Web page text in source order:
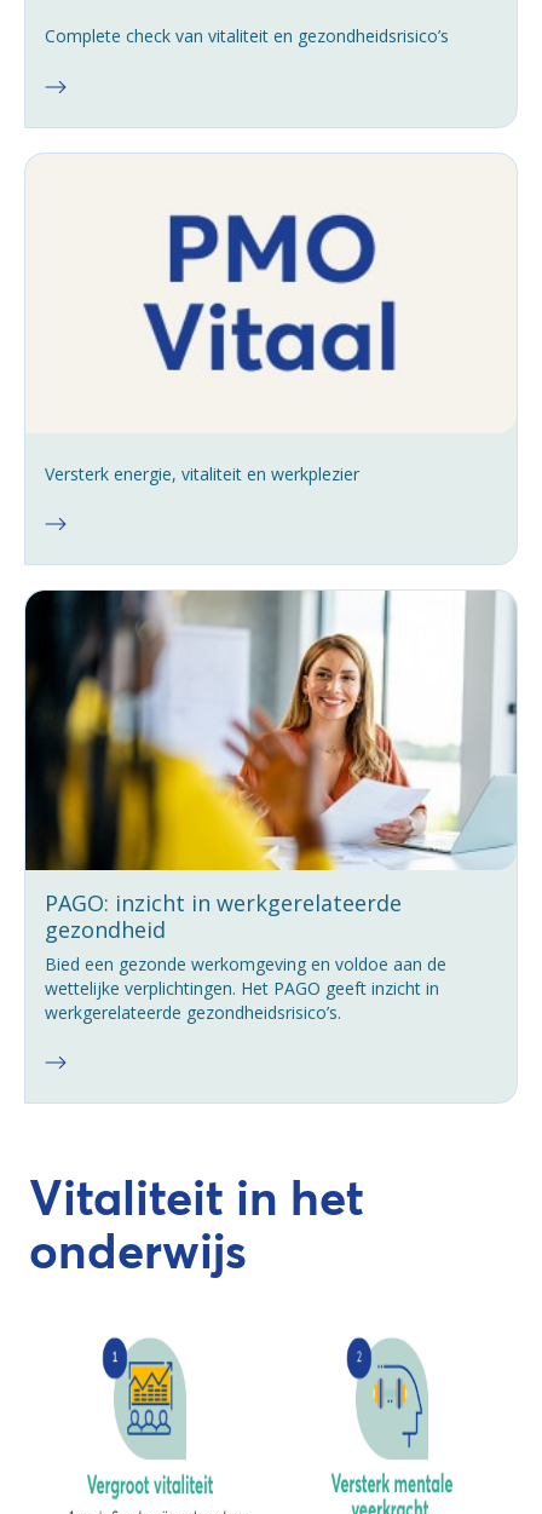
Complete check van vitaliteit en gezondheidsrisico’s
Versterk energie, vitaliteit en werkplezier
PAGO: inzicht in werkgerelateerde
gezondheid
Bied een gezonde werkomgeving en voldoe aan de
wettelijke verplichtingen. Het PAGO geeft inzicht in
werkgerelateerde gezondheidsrisico’s.
Vitaliteit in het
onderwijs